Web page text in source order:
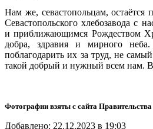
Нам же, севастопольцам, остаётся
Севастопольского хлебозавода с
и приближающимся Рождеством
добра, здравия и мирного
поблагодарить их за труд, не
такой добрый и нужный всем нам.
Фотографии взяты с сайта
Добавлено: 22.12.2023 в 19:03